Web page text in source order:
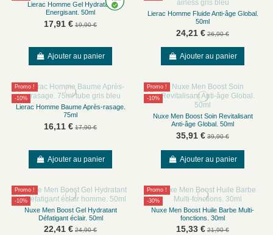
Lierac Homme Gel Hydratant
Energisant. 50ml
17,91 € 19,90 €
Ajouter au panier
Lierac Homme Fluide Anti-âge Global.
50ml
24,21 € 26,90 €
Ajouter au panier
Promo !
-10%
Lierac Homme Baume Après-rasage.
75ml
16,11 € 17,90 €
Ajouter au panier
Promo !
-10%
Nuxe Men Boost Soin Revitalisant
Anti-âge Global. 50ml
35,91 € 39,90 €
Ajouter au panier
Promo !
-10%
Nuxe Men Boost Gel Hydratant
Défatigant éclair. 50ml
22,41 € 24,90 €
Promo !
-30%
Nuxe Men Boost Huile Barbe Multi-
fonctions. 30ml
15,33 € 21,90 €